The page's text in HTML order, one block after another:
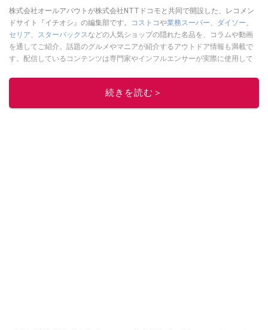
株式会社オールアバウトが株式会社NTTドコモと共同で開設した、レコメン
ドサイト『イチオシ』の編集部です。
コストコや業務スーパー、 ダイソー、
セリア、 スターバックスなどの人気ショップの隠れた名品を、コラムや動画
を通してご紹介。話題のグルメやマニアが紹介するアウトドア情報も満載で
す。配信しているコンテンツは専門家やインフルエンサーが実際に使用して
ニュースでフォロー
続きを読む＞